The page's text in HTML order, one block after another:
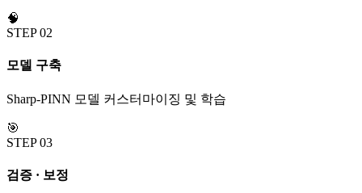
🧠
STEP02
모델 구축
Sharp-PINN 모델 커스터마이징 및 학습
🎯
STEP03
검증 · 보정